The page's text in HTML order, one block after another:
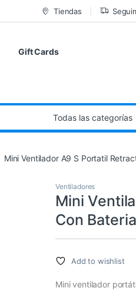
Tiendas
Gift Cards
Mini Ventilador A9 S Portatil
Ventiladores
Mini
Con
Add to wishlist
Mini ventilador